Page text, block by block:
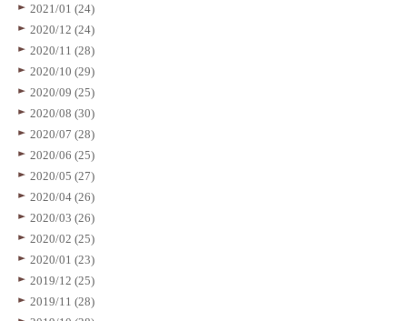
2021/01 (24)
2020/12 (24)
2020/11 (28)
2020/10 (29)
2020/09 (25)
2020/08 (30)
2020/07 (28)
2020/06 (25)
2020/05 (27)
2020/04 (26)
2020/03 (26)
2020/02 (25)
2020/01 (23)
2019/12 (25)
2019/11 (28)